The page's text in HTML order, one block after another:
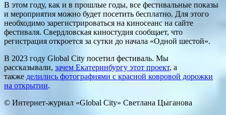
В этом году, как и в прошлые годы, все фестивальные показы
и мероприятия можно будет посетить бесплатно. Для этого
необходимо зарегистрироваться на киносеанс на сайте
фестиваля. Свердловская киностудия сообщает, что
регистрация откроется за сутки до начала «Одной шестой».
В 2023 году Global City посетил фестиваль. Мы
рассказывали, зачем Екатеринбургу этот проект, а
также делились фотографиями с красной ковровой дорожки
на открытии.
© Интернет-журнал «Global City» Светлана Цыганова